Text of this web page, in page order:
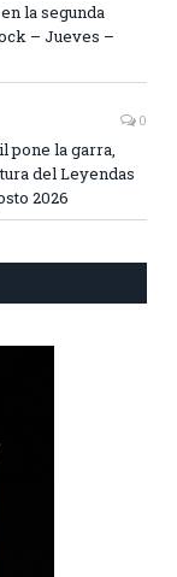
la segunda
– Jueves –
0
pone la garra,
del Leyendas
2026